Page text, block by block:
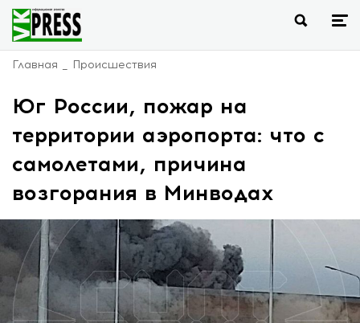
Главная Происшествия
Юг России, пожар на
территории аэропорта: что с
самолетами, причина
возгорания в Минводах